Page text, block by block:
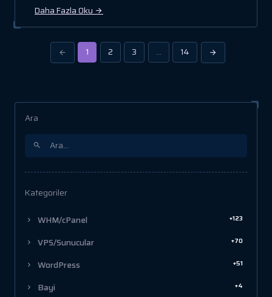
Daha Fazla Oku
1 2 3 … 14
Ara
Kategoriler
WHM/cPanel +123
VPS/Sunucular +70
WordPress +51
Bayi +4